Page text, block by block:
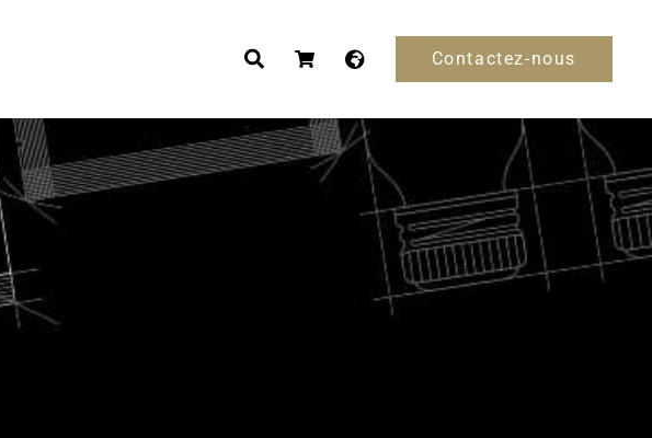
Contactez-nous